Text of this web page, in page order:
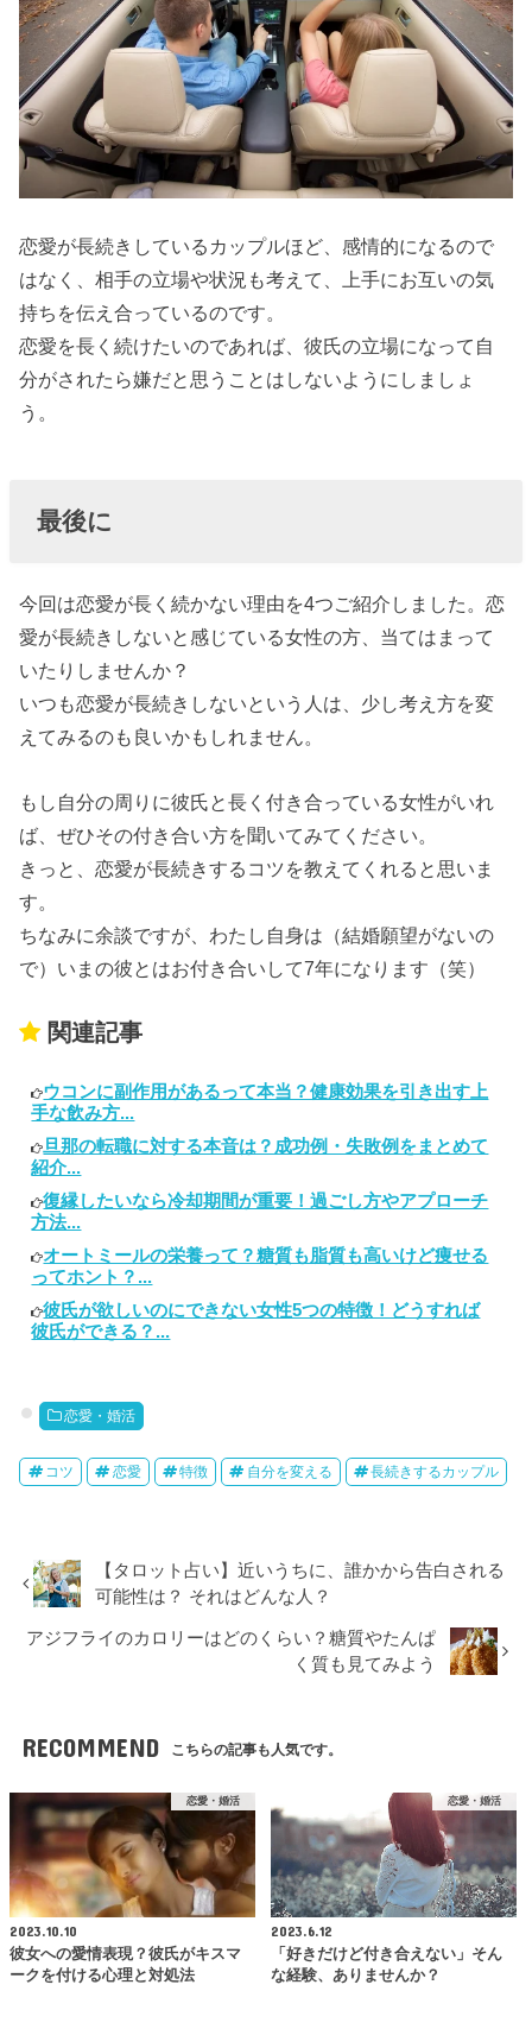
恋愛が長続きしているカップルほど、感情的になるので
はなく、相手の立場や状況も考えて、上手にお互いの気
持ちを伝え合っているのです。
恋愛を長く続けたいのであれば、彼氏の立場になって自
分がされたら嫌だと思うことはしないようにしましょ
う。
最後に
今回は恋愛が長く続かない理由を4つご紹介しました。恋
愛が長続きしないと感じている女性の方、当てはまって
いたりしませんか？
いつも恋愛が長続きしないという人は、少し考え方を変
えてみるのも良いかもしれません。
もし自分の周りに彼氏と長く付き合っている女性がいれ
ば、ぜひその付き合い方を聞いてみてください。
きっと、恋愛が長続きするコツを教えてくれると思いま
す。
ちなみに余談ですが、わたし自身は（結婚願望がないの
で）いまの彼とはお付き合いして7年になります（笑）
関連記事
ウコンに副作用があるって本当？健康効果を引き出す上
手な飲み方...
旦那の転職に対する本音は？成功例・失敗例をまとめて
紹介...
復縁したいなら冷却期間が重要！過ごし方やアプローチ
方法...
オートミールの栄養って？糖質も脂質も高いけど痩せる
ってホント？...
彼氏が欲しいのにできない女性5つの特徴！どうすれば
彼氏ができる？...
恋愛・婚活
コツ 恋愛 特徴 自分を変える 長続きするカップル
【タロット占い】近いうちに、誰かから告白される
可能性は？ それはどんな人？
アジフライのカロリーはどのくらい？糖質やたんぱ
く質も見てみよう
RECOMMEND こちらの記事も人気です。
恋愛・婚活
2023.10.10
彼女への愛情表現？彼氏がキスマ
ークを付ける心理と対処法
恋愛・婚活
2023.6.12
「好きだけど付き合えない」そん
な経験、ありませんか？